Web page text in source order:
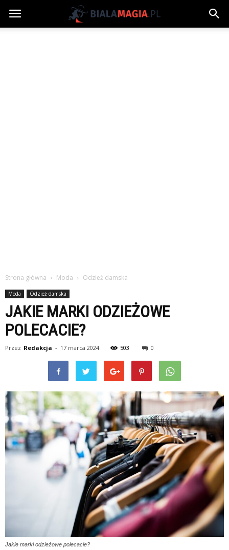
Strona główna Moda Odzież damska
Moda Odzież damska
JAKIE MARKI ODZIEŻOWE
POLECACIE?
Przez Redakcja - 17 marca 2024 503 0
Jakie marki odzieżowe polecacie?